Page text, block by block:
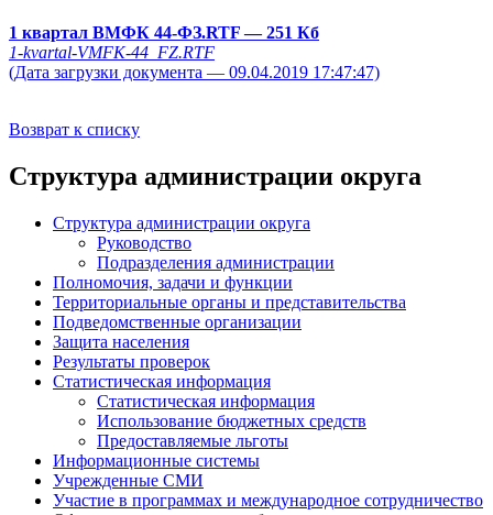
1 квартал ВМФК 44-ФЗ.RTF— 251 Кб
1-kvartal-VMFK-44_FZ.RTF
(Дата загрузки документа — 09.04.2019 17:47:47)
Возврат к списку
Структура администрации округа
Структура администрации округа
Руководство
Подразделения администрации
Полномочия, задачи и функции
Территориальные органы и представительства
Подведомственные организации
Защита населения
Результаты проверок
Статистическая информация
Статистическая информация
Использование бюджетных средств
Предоставляемые льготы
Информационные системы
Учрежденные СМИ
Участие в программах и международное сотрудничество